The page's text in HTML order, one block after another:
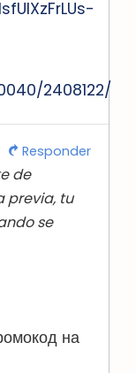
2408122/
de
previa, tu
se
на
Responder